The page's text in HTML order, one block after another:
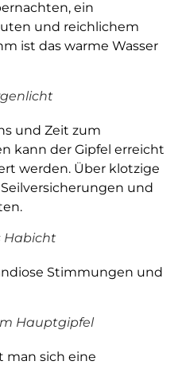
ein
und reichlichem
ist das warme Wasser
und Zeit zum
kann der Gipfel erreicht
werden. Über klotzige
und
Habicht
Stimmungen und
Hauptgipfel
man sich eine